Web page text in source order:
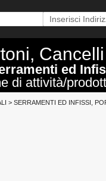
ed
di attività/
> SERRAMENTI ED INFISSI,